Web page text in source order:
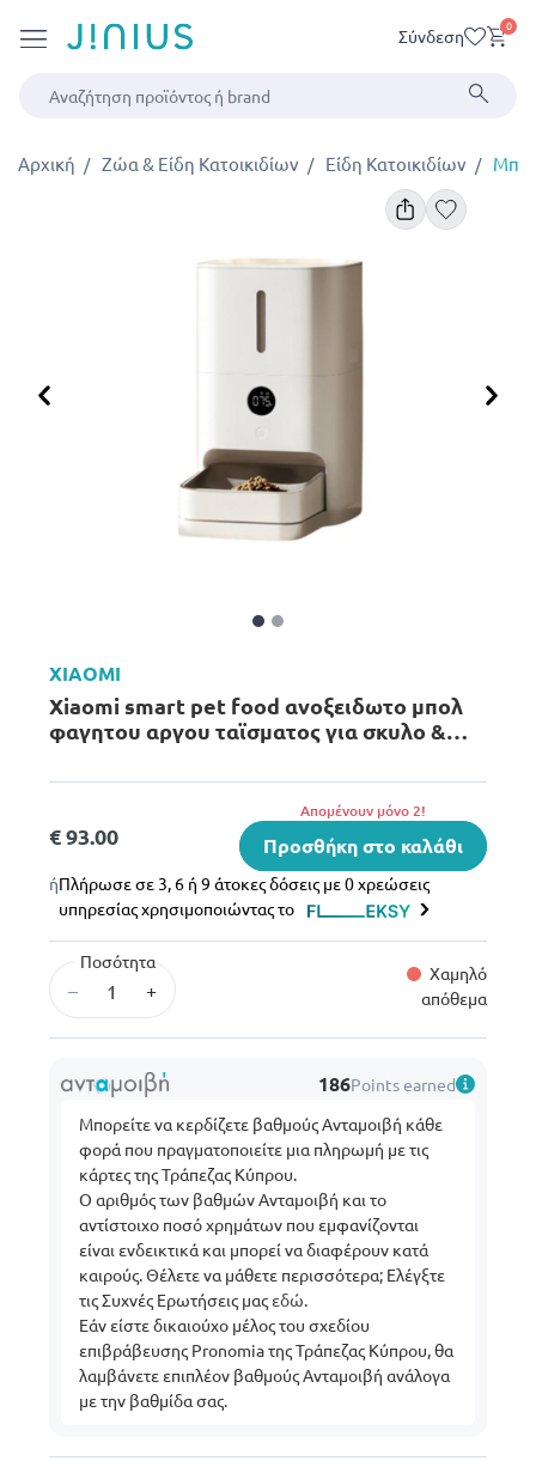
Σύνδεση 0
Αρχική Ζώα & Είδη Κατοικιδίων Είδη Κατοικιδίων
Προηγούμενο
XIAOMI
Xiaomi smart pet food ανοξειδωτο μπολ
φαγητου αργου ταϊσματος για σκυλο &
€ 93.00
Aπομένουν μόνο 2!
Προσθήκη στο καλάθι
ήΠλήρωσε σε 3, 6 ή 9 άτοκες δόσεις με 0 χρεώσεις
υπηρεσίας χρησιμοποιώντας το
Ποσότητα
– +
Χαμηλό
απόθεμα
186Points earned
Μπορείτε να κερδίζετε βαθμούς Ανταμοιβή κάθε
φορά που πραγματοποιείτε μια πληρωμή με τις
κάρτες της Τράπεζας Κύπρου.
Ο αριθμός των βαθμών Ανταμοιβή και το
αντίστοιχο ποσό χρημάτων που εμφανίζονται
είναι ενδεικτικά και μπορεί να διαφέρουν κατά
καιρούς. Θέλετε να μάθετε περισσότερα; Ελέγξτε
τις Συχνές Ερωτήσεις μαςεδώ.
Εάν είστε δικαιούχο μέλος του σχεδίου
επιβράβευσης Pronomia της Τράπεζας Κύπρου, θα
λαμβάνετε επιπλέον βαθμούς Ανταμοιβή ανάλογα
με την βαθμίδα σας.